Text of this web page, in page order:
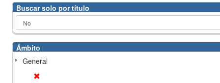
Buscar solo por título
Ámbito
General